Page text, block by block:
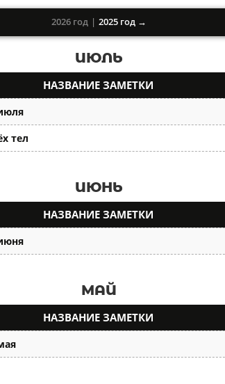
2026 год | 2025 год →
ИЮЛЬ
НАЗВАНИЕ ЗАМЕТКИ
тел
ИЮНЬ
НАЗВАНИЕ ЗАМЕТКИ
МАЙ
НАЗВАНИЕ ЗАМЕТКИ